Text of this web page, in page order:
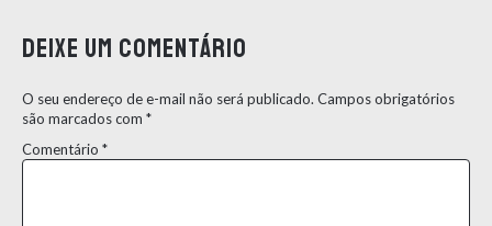
Deixe um comentário
O seu endereço de e-mail não será publicado. Campos obrigatórios
são marcados com *
Comentário *